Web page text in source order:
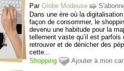
ParGlobe Modeuse
Dans une ère où la
façon de consommer, le
devenu une habitude pour la
tellement vaste qu’il est parfois
retrouver et de dénicher des
cette...
Shopping
Ajouter à mon